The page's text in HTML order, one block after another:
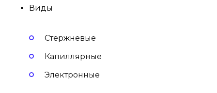
Виды
Стержневые
Капиллярные
Электронные